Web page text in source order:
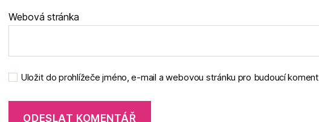
Webová stránka
Uložit do prohlížeče jméno, e-mail a webovou stránku pro budoucí